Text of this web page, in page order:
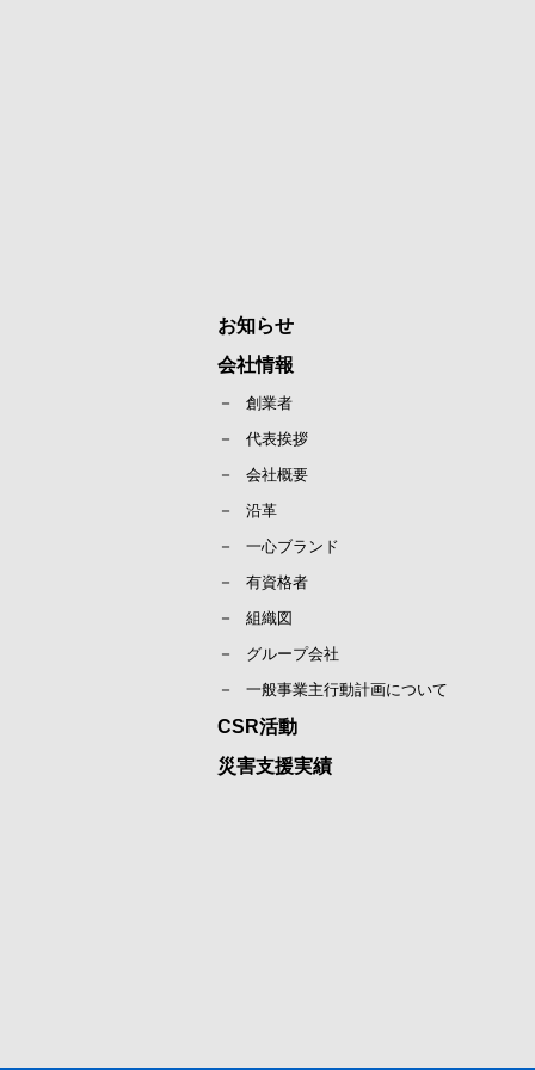
お知らせ
会社情報
創業者
代表挨拶
会社概要
沿革
一心ブランド
有資格者
組織図
グループ会社
一般事業主行動計画について
CSR活動
災害支援実績